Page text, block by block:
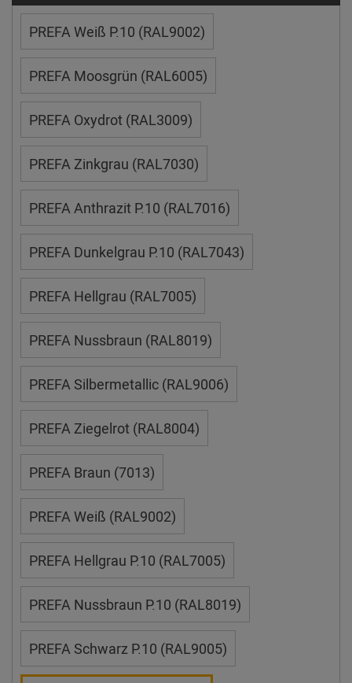
PREFA Weiß P.10 (RAL9002)
PREFA Moosgrün (RAL6005)
PREFA Oxydrot (RAL3009)
PREFA Zinkgrau (RAL7030)
PREFA Anthrazit P.10 (RAL7016)
PREFA Dunkelgrau P.10 (RAL7043)
PREFA Hellgrau (RAL7005)
PREFA Nussbraun (RAL8019)
PREFA Silbermetallic (RAL9006)
PREFA Ziegelrot (RAL8004)
PREFA Braun (7013)
PREFA Weiß (RAL9002)
PREFA Hellgrau P.10 (RAL7005)
PREFA Nussbraun P.10 (RAL8019)
PREFA Schwarz P.10 (RAL9005)